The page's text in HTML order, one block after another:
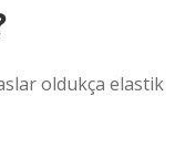
oldukça elastik